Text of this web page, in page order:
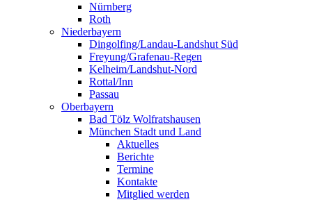
Nürnberg
Roth
Niederbayern
Dingolfing/Landau-Landshut Süd
Freyung/Grafenau-Regen
Kelheim/Landshut-Nord
Rottal/Inn
Passau
Oberbayern
Bad Tölz Wolfratshausen
München Stadt und Land
Aktuelles
Berichte
Termine
Kontakte
Mitglied werden